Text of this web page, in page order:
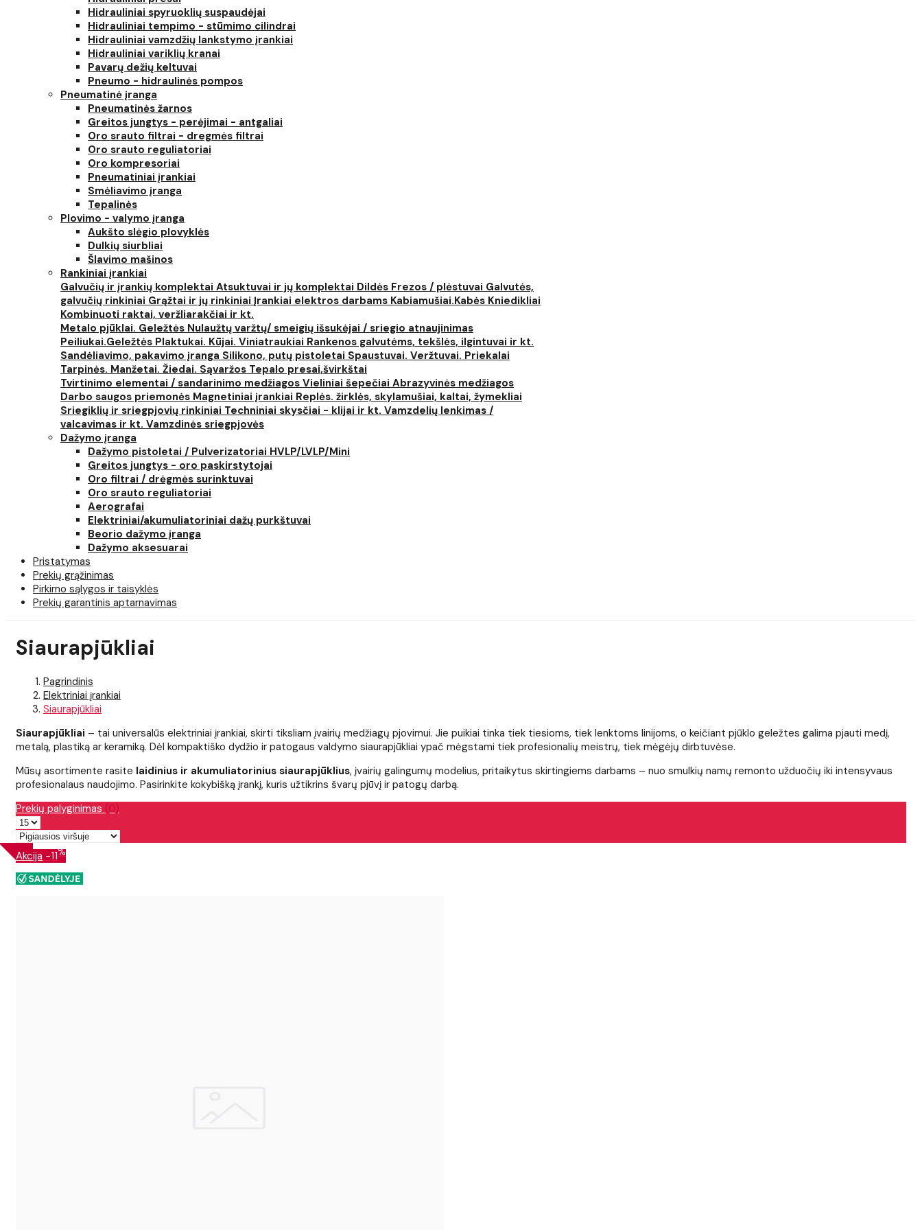
Hidrauliniai spyruoklių suspaudėjai
Hidrauliniai tempimo - stūmimo cilindrai
Hidrauliniai vamzdžių lankstymo įrankiai
Hidrauliniai variklių kranai
Pavarų dežių keltuvai
Pneumo - hidraulinės pompos
Pneumatinė įranga
Pneumatinės žarnos
Greitos jungtys - perėjimai - antgaliai
Oro srauto filtrai - dregmės filtrai
Oro srauto reguliatoriai
Oro kompresoriai
Pneumatiniai įrankiai
Smėliavimo įranga
Tepalinės
Plovimo - valymo įranga
Aukšto slėgio plovyklės
Dulkių siurbliai
Šlavimo mašinos
Rankiniai įrankiai
Galvučių ir įrankių komplektai Atsuktuvai ir jų komplektai Dildės Frezos / plėstuvai Galvutės,
galvučių rinkiniai Grąžtai ir jų rinkiniai Įrankiai elektros darbams Kabiamušiai.Kabės Kniedikliai
Kombinuoti raktai, veržliarakčiai ir kt.
Metalo pjūklai. Geležtės Nulaužtų varžtų/ smeigių išsukėjai / sriegio atnaujinimas
Peiliukai.Geležtės Plaktukai. Kūjai. Viniatraukiai Rankenos galvutėms, tekšlės, ilgintuvai ir kt.
Sandėliavimo, pakavimo įranga Silikono, putų pistoletai Spaustuvai. Veržtuvai. Priekalai
Tarpinės. Manžetai. Žiedai. Sąvaržos Tepalo presai,švirkštai
Tvirtinimo elementai / sandarinimo medžiagos Vieliniai šepečiai Abrazyvinės medžiagos
Darbo saugos priemonės Magnetiniai įrankiai Replės. žirklės, skylamušiai, kaltai, žymekliai
Sriegiklių ir sriegpjovių rinkiniai Techniniai skysčiai - klijai ir kt. Vamzdelių lenkimas /
valcavimas ir kt. Vamzdinės sriegpjovės
Dažymo įranga
Dažymo pistoletai / Pulverizatoriai HVLP/LVLP/Mini
Greitos jungtys - oro paskirstytojai
Oro filtrai / drėgmės surinktuvai
Oro srauto reguliatoriai
Aerografai
Elektriniai/akumuliatoriniai dažų purkštuvai
Beorio dažymo įranga
Dažymo aksesuarai
Pristatymas
Prekių grąžinimas
Pirkimo sąlygos ir taisyklės
Prekių garantinis aptarnavimas
Siaurapjūkliai
Pagrindinis
Elektriniai įrankiai
Siaurapjūkliai
Siaurapjūkliai – tai universalūs elektriniai įrankiai, skirti tiksliam įvairių medžiagų pjovimui. Jie puikiai tinka tiek tiesioms, tiek lenktoms linijoms, o keičiant pjūklo geležtes galima pjauti medį,
metalą, plastiką ar keramiką. Dėl kompaktiško dydžio ir patogaus valdymo siaurapjūkliai ypač mėgstami tiek profesionalių meistrų, tiek mėgėjų dirbtuvėse.
Mūsų asortimente rasite laidinius ir akumuliatorinius siaurapjūklius, įvairių galingumų modelius, pritaikytus skirtingiems darbams – nuo smulkių namų remonto užduočių iki intensyvaus
profesionalaus naudojimo. Pasirinkite kokybišką įrankį, kuris užtikrins švarų pjūvį ir patogų darbą.
Prekių palyginimas (0)
Akcija -11%